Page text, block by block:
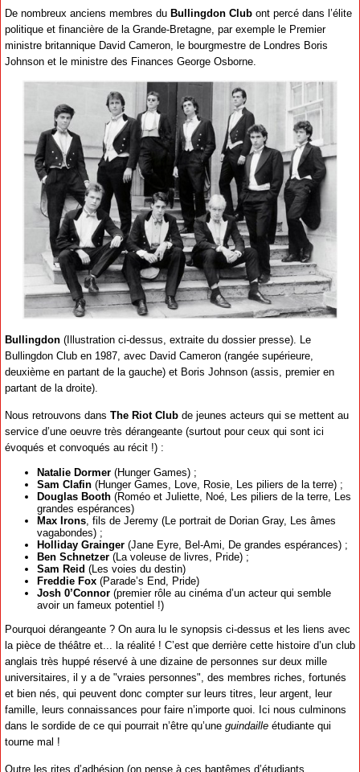
De nombreux anciens membres du Bullingdon Club ont percé dans l’élite
politique et financière de la Grande-Bretagne, par exemple le Premier
ministre britannique David Cameron, le bourgmestre de Londres Boris
Johnson et le ministre des Finances George Osborne.
Bullingdon (Illustration ci-dessus, extraite du dossier presse). Le
Bullingdon Club en 1987, avec David Cameron (rangée supérieure,
deuxième en partant de la gauche) et Boris Johnson (assis, premier en
partant de la droite).
Nous retrouvons dans The Riot Club de jeunes acteurs qui se mettent au
service d’une oeuvre très dérangeante (surtout pour ceux qui sont ici
évoqués et convoqués au récit !) :
Natalie Dormer (Hunger Games) ;
Sam Clafin (Hunger Games, Love, Rosie, Les piliers de la terre) ;
Douglas Booth (Roméo et Juliette, Noé, Les piliers de la terre, Les
grandes espérances)
Max Irons , fils de Jeremy (Le portrait de Dorian Gray, Les âmes
vagabondes) ;
Holliday Grainger (Jane Eyre, Bel-Ami, De grandes espérances) ;
Ben Schnetzer (La voleuse de livres, Pride) ;
Sam Reid (Les voies du destin)
Freddie Fox (Parade’s End, Pride)
Josh 0’Connor (premier rôle au cinéma d’un acteur qui semble
avoir un fameux potentiel !)
Pourquoi dérangeante ? On aura lu le synopsis ci-dessus et les liens avec
la pièce de théâtre et... la réalité ! C’est que derrière cette histoire d’un club
anglais très huppé réservé à une dizaine de personnes sur deux mille
universitaires, il y a de "vraies personnes", des membres riches, fortunés
et bien nés, qui peuvent donc compter sur leurs titres, leur argent, leur
famille, leurs connaissances pour faire n’importe quoi. Ici nous culminons
dans le sordide de ce qui pourrait n’être qu’une guindaille étudiante qui
tourne mal !
Outre les rites d’adhésion (on pense à ces baptêmes d’étudiants